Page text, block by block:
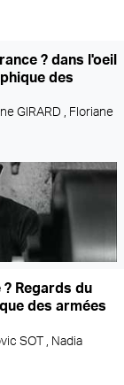
? dans l'oeil
des
GIRARD , Floriane
? Regards du
des armées
SOT ,
Nadia